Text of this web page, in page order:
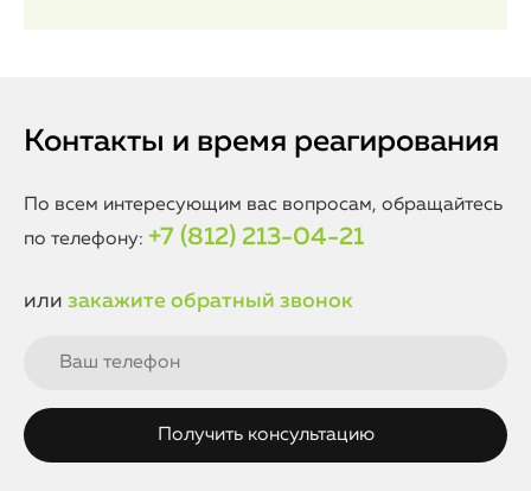
Контакты и время реагирования
По всем интересующим вас вопросам, обращайтесь
по телефону: +7 (812) 213-04-21
или закажите обратный звонок